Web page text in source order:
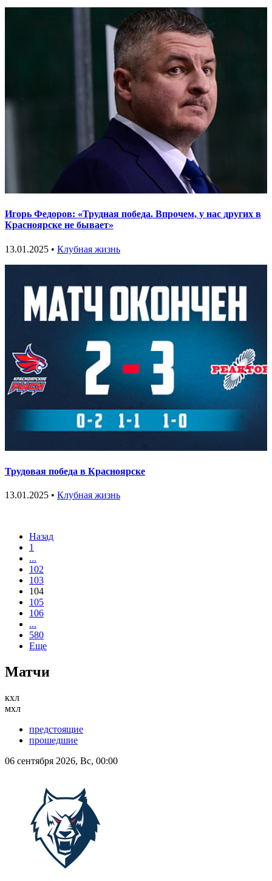
Игорь Федоров: «Трудная победа. Впрочем, у нас других в
Красноярске не бывает»
13.01.2025 • Клубная жизнь
Трудовая победа в Красноярске
13.01.2025 • Клубная жизнь
Назад
1
...
102
103
104
105
106
...
580
Еще
Матчи
кхл
мхл
предстоящие
прошедшие
06 сентября 2026, Вс, 00:00